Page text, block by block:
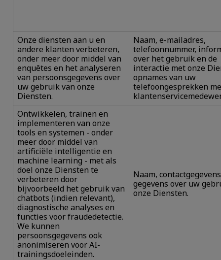
Onze diensten aan u en
andere klanten verbeteren,
onder meer door middel van
enquêtes en het analyseren
van persoonsgegevens over
uw gebruik van onze
Diensten.
Naam, e-mailadres,
telefoonnummer,
over het gebruik en de
interactie met onze
opnames van uw
telefoongesprekken
Ontwikkelen, trainen en
implementeren van onze
tools en systemen - onder
meer door middel van
artificiële intelligentie en
machine learning - met als
doel onze Diensten te
verbeteren door
bijvoorbeeld het gebruik van
chatbots (indien relevant),
diagnostische analyses en
functies voor fraudedetectie.
We kunnen
persoonsgegevens ook
anonimiseren voor AI-
trainingsdoeleinden.
Naam,
gegevens over uw
onze Diensten.